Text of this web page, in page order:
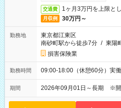
交通費 1ヶ月3万円を上限と
月収例 30万円～
勤務地
東京都江東区
南砂町駅から徒歩7分 / 東陽
損害保険業
勤務時間 09:00-18:00（休憩60分）実
期間 2026年09月01日～長期 ※